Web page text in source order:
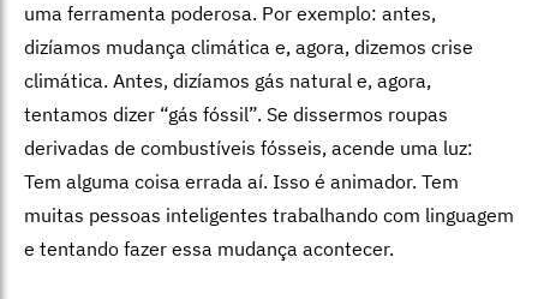
uma ferramenta poderosa. Por exemplo: antes,
dizíamos mudança climática e, agora, dizemos crise
climática. Antes, dizíamos gás natural e, agora,
tentamos dizer “gás fóssil”. Se dissermos roupas
derivadas de combustíveis fósseis, acende uma luz:
Tem alguma coisa errada aí. Isso é animador. Tem
muitas pessoas inteligentes trabalhando com linguagem
e tentando fazer essa mudança acontecer.